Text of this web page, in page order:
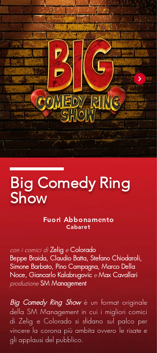
Big Comedy Ring
Show
Cabaret
Fuori Abbonamento
con i comici diZelig eColorado
Beppe Braida, Claudio Batta, Stefano Chiodaroli,
Simone Barbato, Pino Campagna, Marco Della
Noce, Giancarlo Kalabrugovic eMax Cavallari
produzioneSM Management
Big Comedy Ring Showè un format originale
della SM Management in cui i migliori comici
di Zelig e Colorado si sfidano sul palco per
vincere la corona più ambita ovvero le risate e
gli applausi del pubblico.